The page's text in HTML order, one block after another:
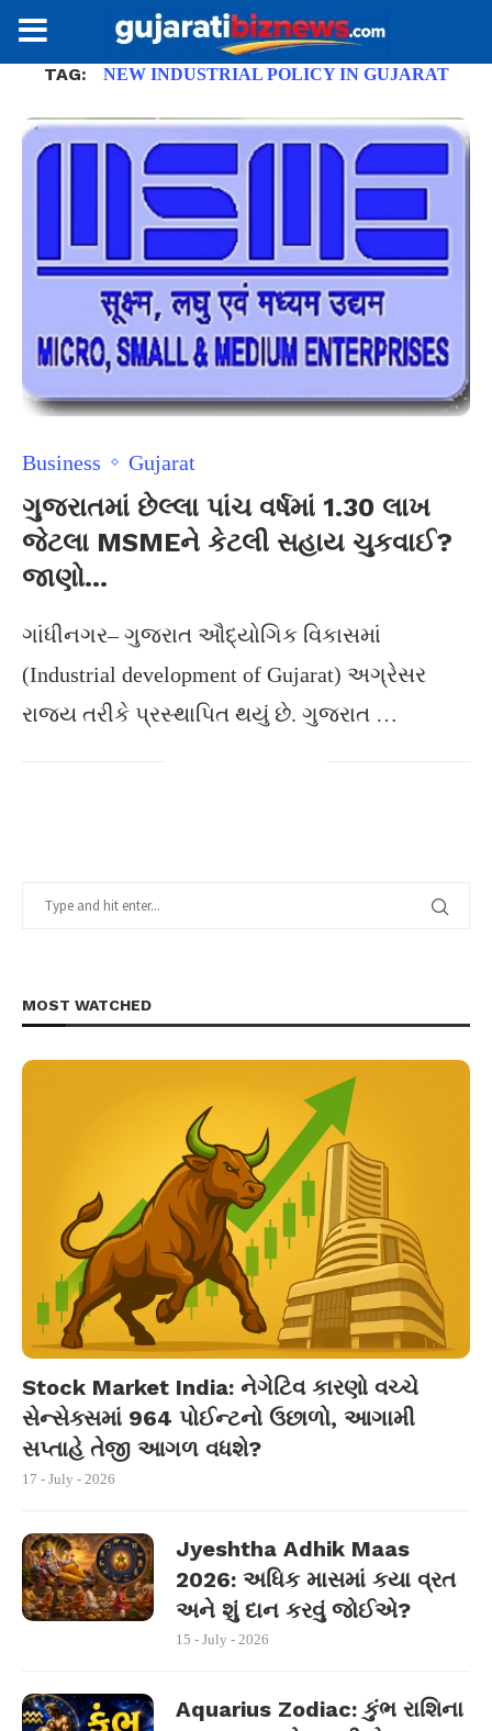
TAG: NEW INDUSTRIAL POLICY IN GUJARAT
Business Gujarat
ગુજરાતમાં છેલ્લા પાંચ વર્ષમાં 1.30 લાખ
જેટલા MSMEને કેટલી સહાય ચુકવાઈ?
જાણો…
ગાંધીનગર– ગુજરાત ઔદ્યોગિક વિકાસમાં
(Industrial development of Gujarat) અગ્રેસર
રાજ્ય તરીકે પ્રસ્થાપિત થયું છે. ગુજરાત …
MOST WATCHED
Stock Market India: નેગેટિવ કારણો વચ્ચે
સેન્સેક્સમાં 964 પોઈન્ટનો ઉછાળો, આગામી
સપ્તાહે તેજી આગળ વધશે?
17 - July - 2026
Jyeshtha Adhik Maas
2026: અધિક માસમાં કયા વ્રત
અને શું દાન કરવું જોઈએ?
15 - July - 2026
Aquarius Zodiac: કુંભ રાશિના